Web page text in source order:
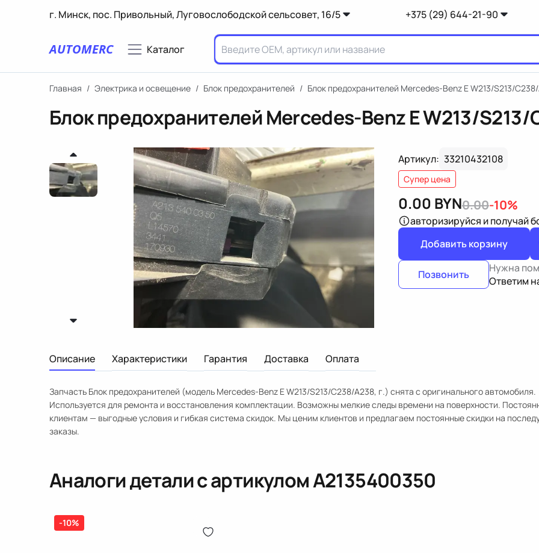
г. Минск, пос. Привольный, Луговослободской сельсовет, 16/5 +375 (29) 644-21-90
AUTOMERC Каталог
Главная / Электрика и освещение / Блок предохранителей / Блок предохранителей Mercedes-Benz E W213/S213/
Блок предохранителей Mercedes-Benz E W213/
Артикул: 33210432108
Супер цена
0.00 BYN0.00-10%
авторизируйся и получай
Добавить корзину
Позвонить
Нужна
Ответим
Описание Характеристики Гарантия Доставка Оплата
Запчасть Блок предохранителей (модель Mercedes-Benz E W213/S213/C238/A238, г.) снята с оригинального автомобиля.
Используется для ремонта и восстановления комплектации. Возможны мелкие следы времени на поверхности.
клиентам — выгодные условия и гибкая система скидок. Мы ценим клиентов и предлагаем постоянные скидки на
заказы.
Аналоги детали с артикуломA2135400350
-10%